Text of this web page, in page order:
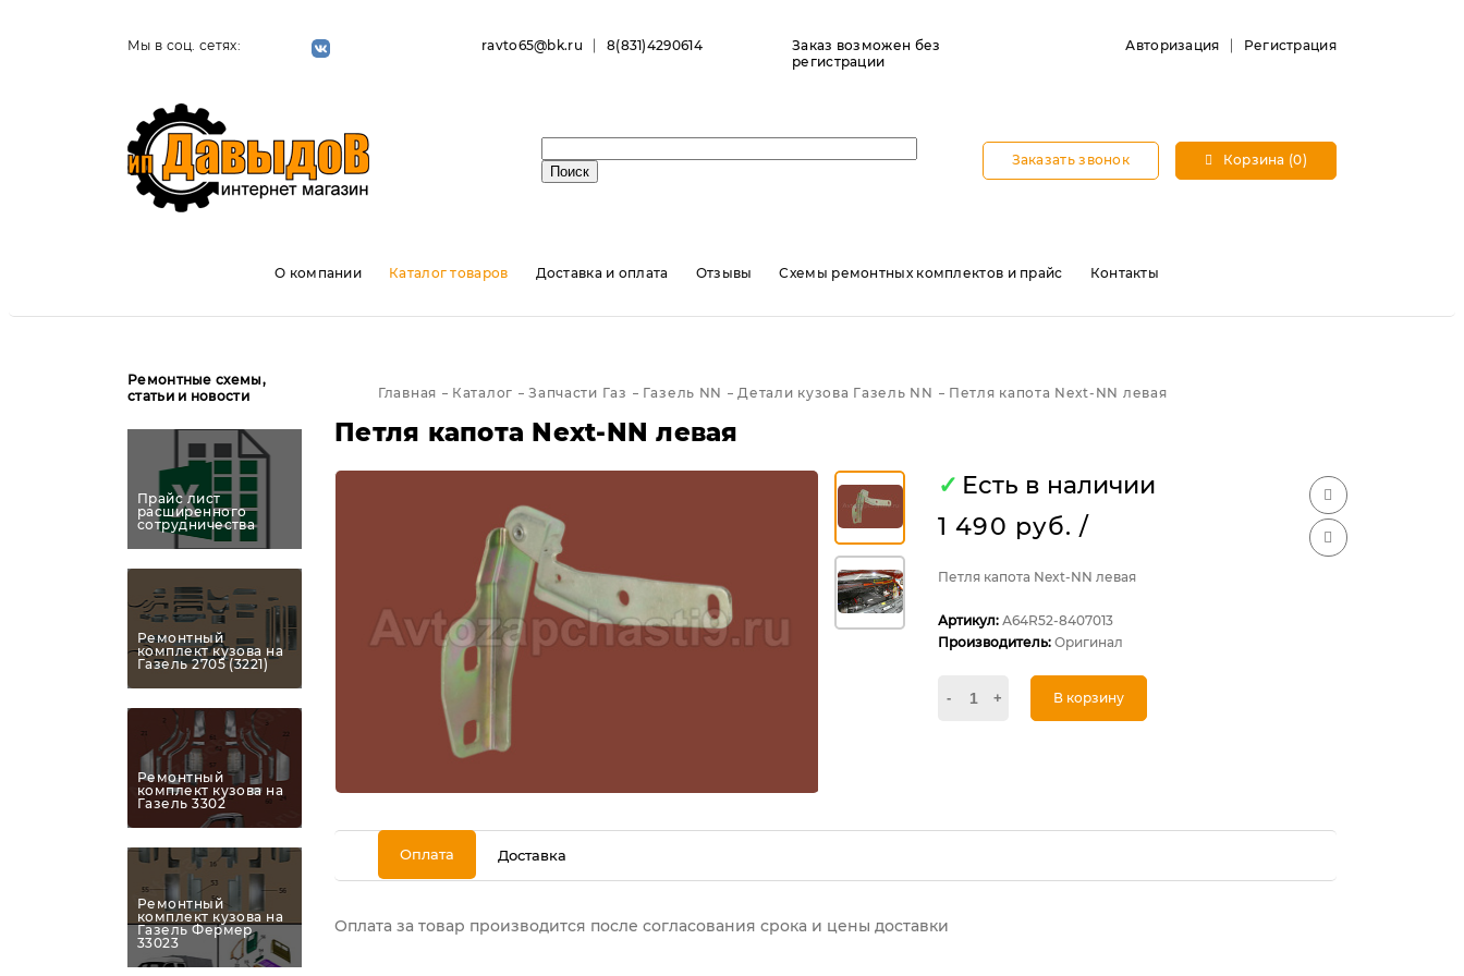
Мы в соц. сетях: ravto65@bk.ru 8(831)4290614
Заказ возможен без
регистрации
Авторизация Регистрация
Заказать звонок Корзина (0)
О компании Каталог товаров Доставка и оплата Отзывы Схемы ремонтных комплектов и прайс Контакты
Ремонтные схемы,
статьи и новости
Прайс лист
расширенного
сотрудничества
Ремонтный
комплект кузова на
Газель 2705 (3221)
Ремонтный
комплект кузова на
Газель 3302
Ремонтный
комплект кузова на
Газель Фермер
33023
Главная Каталог Запчасти Газ Газель NN Детали кузова Газель NN Петля капота Next-NN левая
Петля капота Next-NN левая
✓ Есть в наличии
1 490 руб. /
Петля капота Next-NN левая
Артикул:А64R52-8407013
Производитель:Оригинал
- + В корзину
Оплата Доставка
Оплата за товар производится после согласования срока и цены доставки